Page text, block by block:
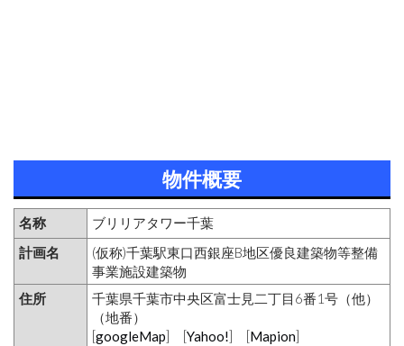
物件概要
名称
ブリリアタワー千葉
計画名
(仮称)千葉駅東口西銀座B地区優良建築物等整備
事業施設建築物
住所
千葉県千葉市中央区富士見二丁目6番1号（他）
（地番）
googleMap Yahoo! Mapion